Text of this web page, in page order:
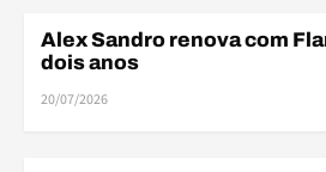
ELENCO
Alex Sandro renova com
dois anos
20/07/2026